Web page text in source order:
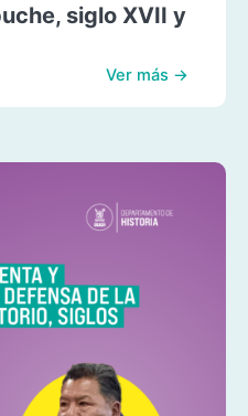
siglo XVII y
Ver más →